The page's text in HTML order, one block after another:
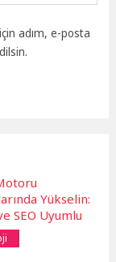
adım, e-posta